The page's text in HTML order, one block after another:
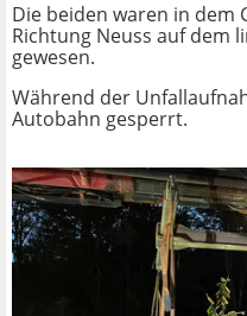
Die beiden waren in dem
Richtung Neuss auf dem
gewesen.
Während der
Autobahn gesperrt.